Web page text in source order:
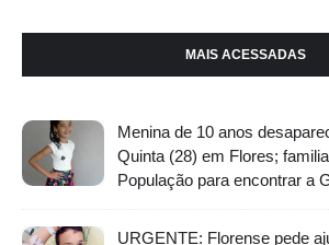
MAIS ACESSADAS
Menina de 10 anos
Quinta (28) em Flores;
População para encontrar a
URGENTE: Florense pede